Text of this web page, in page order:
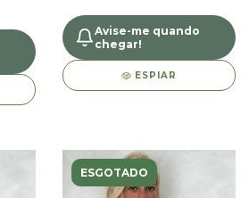
Avise-me quando
chegar!
ESPIAR
ESGOTADO